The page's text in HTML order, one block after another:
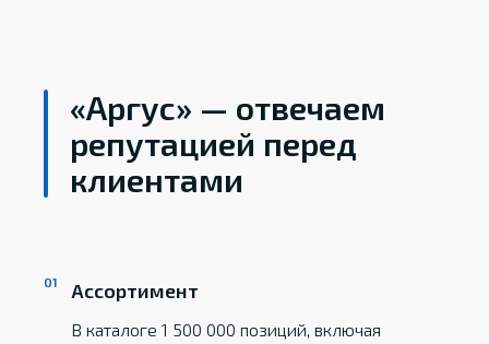
«Аргус» — отвечаем
репутацией перед
клиентами
Ассортимент
В каталоге 1 500 000 позиций, включая